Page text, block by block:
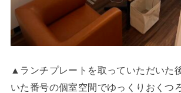
▲ランチプレートを取っていただいた
いた番号の個室空間でゆっくりおくつ